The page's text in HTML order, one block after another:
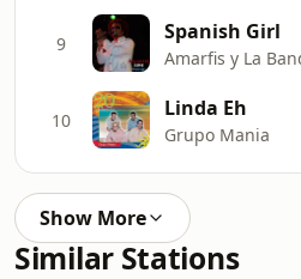
9 Spanish Girl
Amarfis y La
10 Linda Eh
Grupo Mania
Show More
Similar Stations